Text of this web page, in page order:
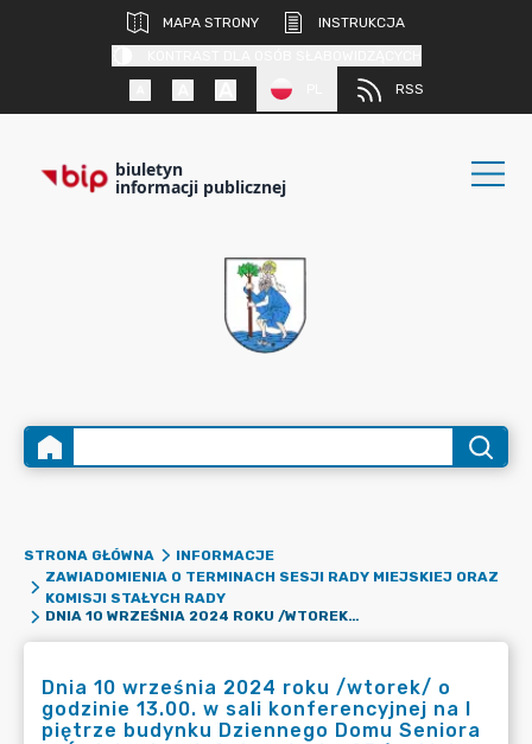
MAPA STRONY
INSTRUKCJA
RSS
biuletyn
informacji publicznej
STRONA GŁÓWNA
INFORMACJE
ZAWIADOMIENIA O TERMINACH SESJI RADY MIEJSKIEJ ORAZ
KOMISJI STAŁYCH RADY
DNIA 10 WRZEŚNIA 2024 ROKU /WTOREK/ O GODZINIE 13.00. W SALI KONFERENCYJNEJ NA I PIĘTRZE BUDYNKU DZIENNEGO DOMU SENIORA W ĆMIELOWIE, UL. OSTROWIECKA 25 (WEJŚCIE OD STRONY ULICY ZACISZNEJ) ODBĘDZIE SIĘ WSPÓLNE POSIEDZENIE WSZYSTKICH KOMISJI STAŁYCH RADY MIEJSKIEJ W ĆMIELOWIE.
Dnia 10 września 2024 roku /wtorek/ o
godzinie 13.00. w sali konferencyjnej na I
piętrze budynku Dziennego Domu Seniora